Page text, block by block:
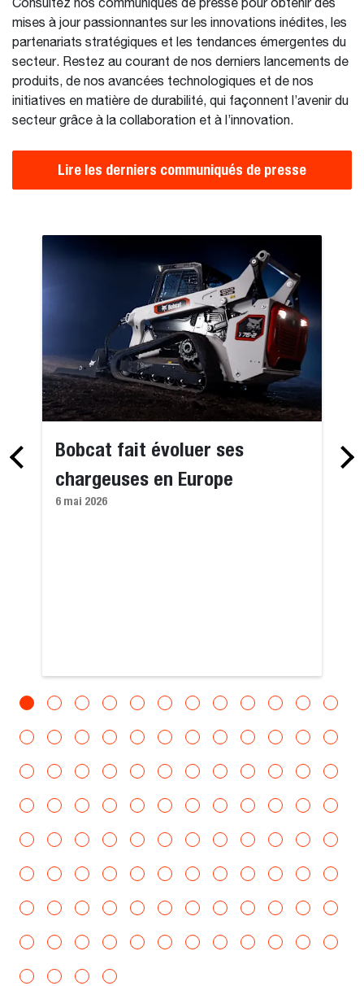
Consultez nos communiqués de presse pour obtenir des
mises à jour passionnantes sur les innovations inédites, les
partenariats stratégiques et les tendances émergentes du
secteur. Restez au courant de nos derniers lancements de
produits, de nos avancées technologiques et de nos
initiatives en matière de durabilité, qui façonnent l’avenir du
secteur grâce à la collaboration et à l’innovation.
Lire les derniers communiqués de presse
Bobcat fait évoluer ses
chargeuses en Europe
6 mai 2026